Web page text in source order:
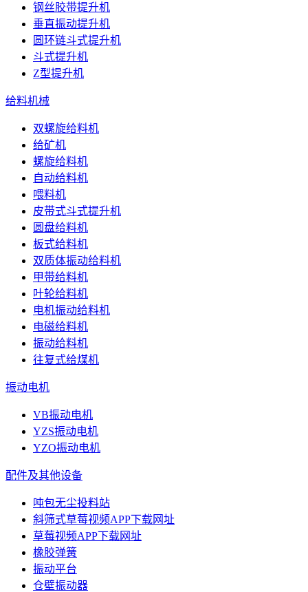
钢丝胶带提升机
垂直振动提升机
圆环链斗式提升机
斗式提升机
Z型提升机
给料机械
双螺旋给料机
给矿机
螺旋给料机
自动给料机
喂料机
皮带式斗式提升机
圆盘给料机
板式给料机
双质体振动给料机
甲带给料机
叶轮给料机
电机振动给料机
电磁给料机
振动给料机
往复式给煤机
振动电机
VB振动电机
YZS振动电机
YZO振动电机
配件及其他设备
吨包无尘投料站
斜筛式草莓视频APP下载网址
草莓视频APP下载网址
橡胶弹簧
振动平台
仓壁振动器